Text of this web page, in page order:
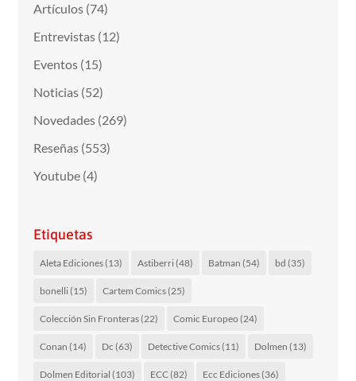
Artículos (74)
Entrevistas (12)
Eventos (15)
Noticias (52)
Novedades (269)
Reseñas (553)
Youtube (4)
Etiquetas
Aleta Ediciones(13) Astiberri(48) Batman (54) bd (35)
bonelli(15) Cartem Comics(25)
Colección Sin Fronteras(22) Comic Europeo (24)
Conan (14) Dc (63) Detective Comics(11) Dolmen (13)
Dolmen Editorial (103) ECC(82) Ecc Ediciones(36)